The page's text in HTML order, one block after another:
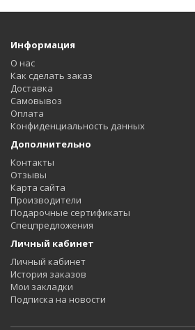
Информация
О нас
Как сделать заказ
Доставка
Самовывоз
Оплата
Конфиденциальность данных
Дополнительно
Контакты
Отзывы
Карта сайта
Производители
Подарочные сертификаты
Спецпредложения
Личный кабинет
Личный кабинет
История заказов
Мои закладки
Подписка на новости